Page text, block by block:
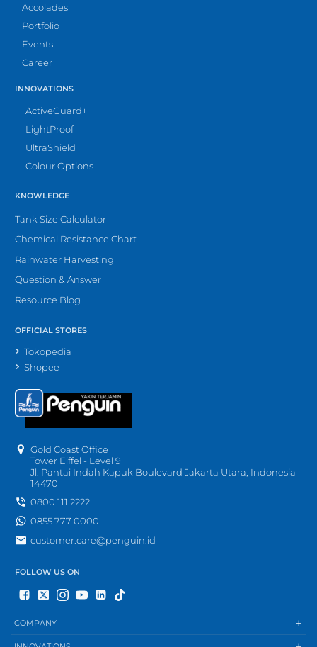
Accolades
Portfolio
Events
Career
INNOVATIONS
ActiveGuard+
LightProof
UltraShield
Colour Options
KNOWLEDGE
Tank Size Calculator
Chemical Resistance Chart
Rainwater Harvesting
Question & Answer
Resource Blog
OFFICIAL STORES
Tokopedia
Shopee
Gold Coast Office
Tower Eiffel - Level 9
Jl. Pantai Indah Kapuk Boulevard Jakarta Utara, Indonesia
14470
0800 111 2222
0855 777 0000
customer.care@penguin.id
FOLLOW US ON
COMPANY